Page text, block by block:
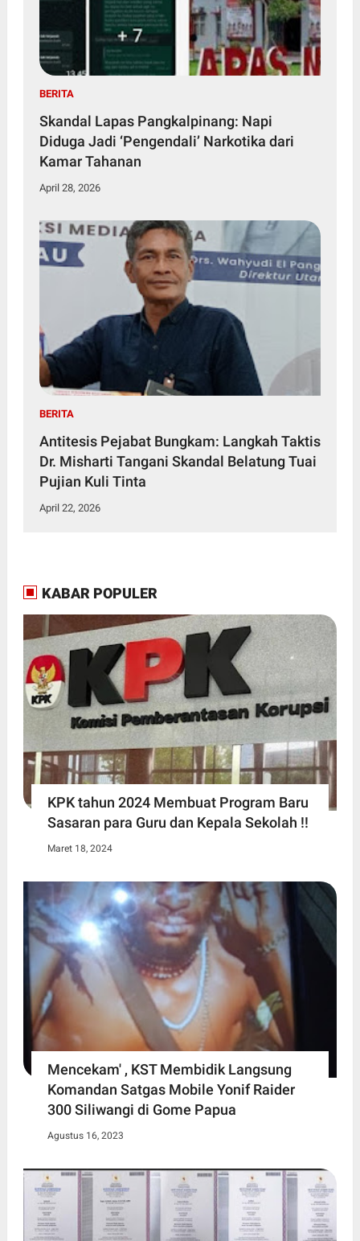
BERITA
Skandal Lapas Pangkalpinang: Napi
Diduga Jadi ‘Pengendali’ Narkotika dari
Kamar Tahanan
April 28, 2026
BERITA
Antitesis Pejabat Bungkam: Langkah Taktis
Dr. Misharti Tangani Skandal Belatung Tuai
Pujian Kuli Tinta
April 22, 2026
KABAR POPULER
KPK tahun 2024 Membuat Program Baru
Sasaran para Guru dan Kepala Sekolah !!
Maret 18, 2024
Mencekam' , KST Membidik Langsung
Komandan Satgas Mobile Yonif Raider
300 Siliwangi di Gome Papua
Agustus 16, 2023